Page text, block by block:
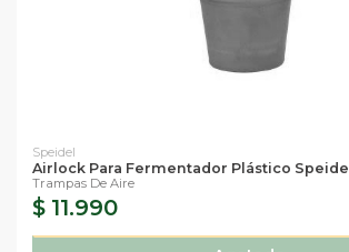
Speidel
Airlock Para Fermentador Plástico Speidel
Trampas De Aire
$ 11.990